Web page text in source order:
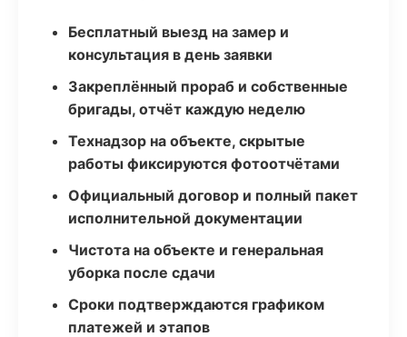
Бесплатный выезд на замер и
консультация в день заявки
Закреплённый прораб и собственные
бригады, отчёт каждую неделю
Технадзор на объекте, скрытые
работы фиксируются фотоотчётами
Официальный договор и полный пакет
исполнительной документации
Чистота на объекте и генеральная
уборка после сдачи
Сроки подтверждаются графиком
платежей и этапов